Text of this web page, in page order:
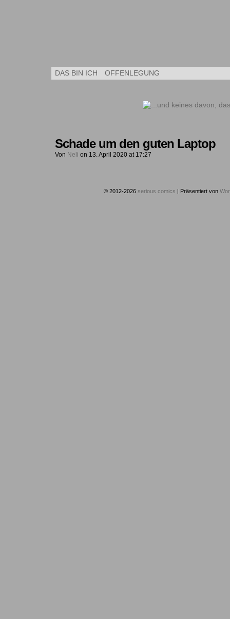
DAS BIN ICH OFFENLEGUNG
Schade um den guten Laptop
Von Neli on 13. April 2020 at 17:27
© 2012-2026 serious comics | Präsentiert von